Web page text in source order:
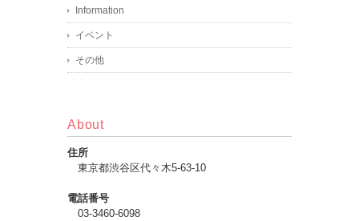
Information
イベント
その他
About
住所
東京都渋谷区代々木5-63-10
電話番号
03-3460-6098